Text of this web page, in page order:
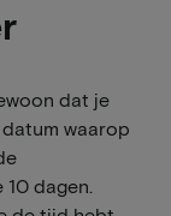
dat je
waarop
dagen.